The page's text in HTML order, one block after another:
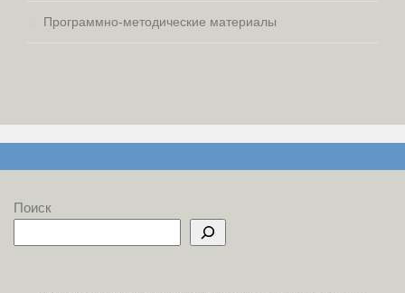
Программно-методические материалы
Поиск